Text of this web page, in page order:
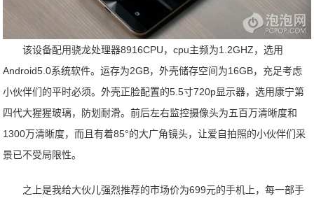
该设备配用骁龙处理器8916CPU，cpu主频为1.2GHZ，选用
Android5.0系统软件。运存为2GB，外壳储存空间为16GB，充足考虑
小伙伴们的平时必须。外壳正脸配置的5.5寸720p显示器，选用康宁第
四代大猩猩玻璃，防划耐滑。前后左右监控摄像头为五百万清晰度和
1300万清晰度，而且有着85°的大广角镜头，让爱自拍照的小伙伴们采
景已不受局限性。
之上是我给大伙儿强烈推荐的市场价为699元的手机上，每一部手